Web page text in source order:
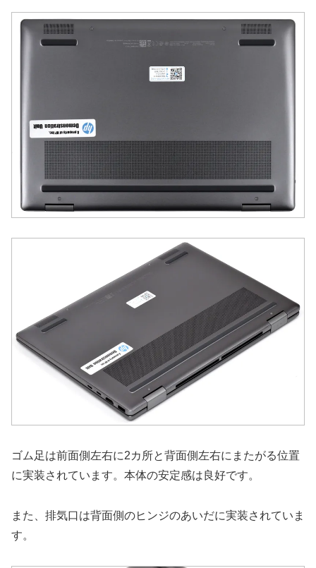
ゴム足は前面側左右に2カ所と背面側左右にまたがる位置
に実装されています。本体の安定感は良好です。
また、排気口は背面側のヒンジのあいだに実装されていま
す。